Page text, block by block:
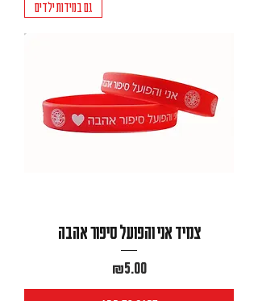
גם במידות ילדים
צמיד אני והפועל סיפור אהבה
Price
₪5.00